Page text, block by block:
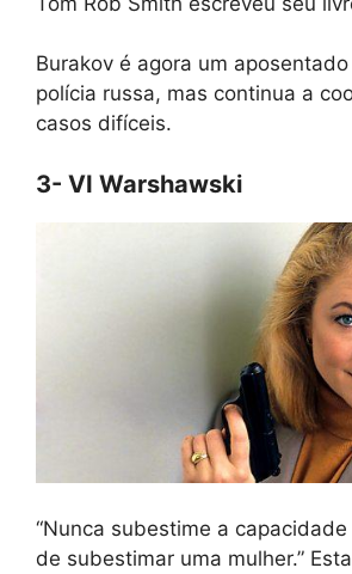
Burakov é agora um
polícia russa, mas continua a
casos difíceis.
3- VI Warshawski
“Nunca subestime a
de subestimar uma mulher.”